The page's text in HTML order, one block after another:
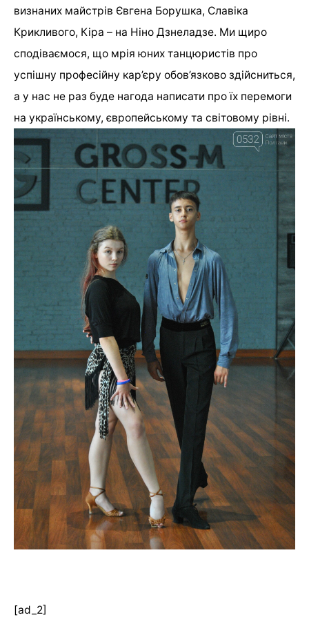
визнаних майстрів Євгена Борушка, Славіка
Крикливого, Кіра – на Ніно Дзнеладзе. Ми щиро
сподіваємося, що мрія юних танцюристів про
успішну професійну кар’єру обов’язково здійсниться,
а у нас не раз буде нагода написати про їх перемоги
на українському, європейському та світовому рівні.
[ad_2]